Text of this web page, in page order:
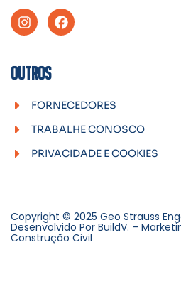
OUTROS
FORNECEDORES
TRABALHE CONOSCO
PRIVACIDADE E COOKIES
Copyright © 2025 Geo Strauss
Desenvolvido Por BuildV. –
Construção Civil